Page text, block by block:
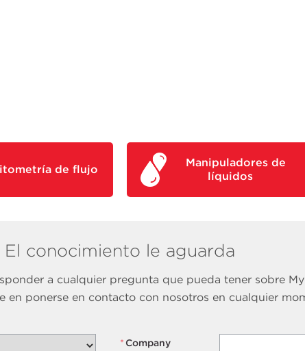
de flujo
Manipuladores de
líquidos
El conocimiento le aguarda
a cualquier pregunta que pueda tener sobre
en ponerse en contacto con nosotros en cualquier
* Company